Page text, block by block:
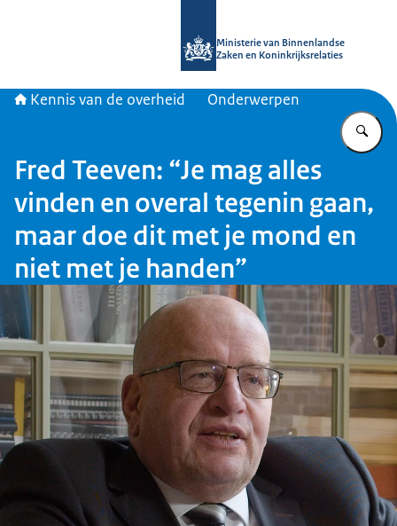
Ministerie van Binnenlandse
Zaken en Koninkrijksrelaties
Kennis van de overheid Onderwerpen
Fred Teeven: “Je mag alles
vinden en overal tegenin gaan,
maar doe dit met je mond en
niet met je handen”